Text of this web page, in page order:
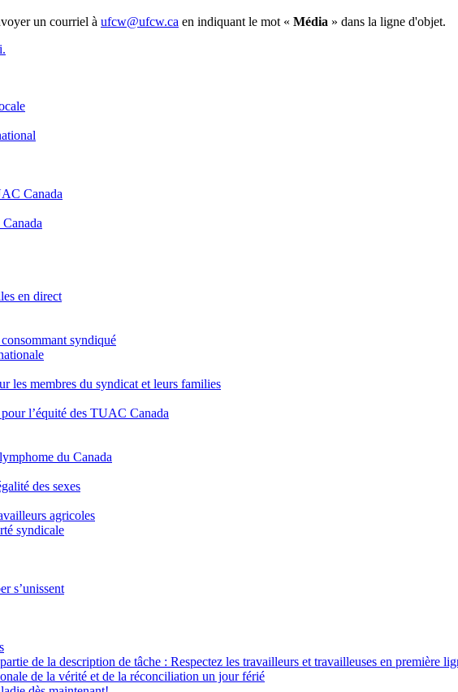
un courriel à ufcw@ufcw.ca en indiquant le mot « Média » dans la ligne d'objet.
Canada
en direct
syndiqué
les membres du syndicat et leurs families
l’équité des TUAC Canada
du Canada
des sexes
agricoles
syndicale
s’unissent
de la description de tâche : Respectez les travailleurs et travailleuses en première
de la vérité et de la réconciliation un jour férié